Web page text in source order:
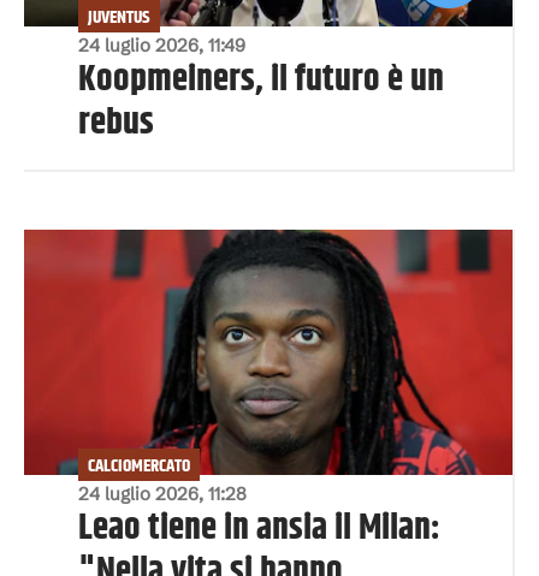
24 luglio 2026, 11:49
JUVENTUS
Koopmeiners, il futuro è un
rebus
24 luglio 2026, 11:28
CALCIOMERCATO
Leao tiene in ansia il Milan: